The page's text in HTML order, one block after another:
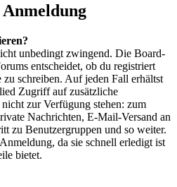
unbedingt zwingend. Die Board-
entscheidet, ob du registriert
zu schreiben. Auf jeden Fall erhältst
Zugriff auf zusätzliche
zur Verfügung stehen: zum
Nachrichten, E-Mail-Versand an
zu Benutzergruppen und so weiter.
da sie schnell erledigt ist
bietet.